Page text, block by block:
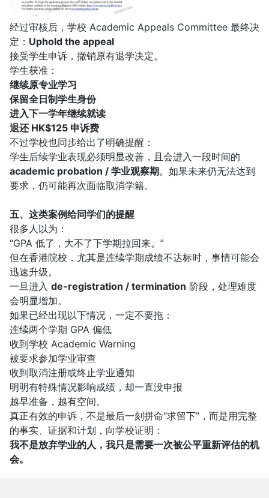
经过审核后，学校 Academic Appeals Committee 最终决
定： Uphold the appeal
接受学生申诉，撤销原有退学决定。
学生获准：
继续原专业学习
保留全日制学生身份
进入下一学年继续就读
退还 HK$125 申诉费
不过学校也同步给出了明确提醒：
学生后续学业表现必须明显改善，且会进入一段时间的
academic probation / 学业观察期。如果未来仍无法达到
要求，仍可能再次面临取消学籍。
五、这类案例给同学们的提醒
很多人以为：
“GPA 低了，大不了下学期拉回来。”
但在香港院校，尤其是连续学期成绩不达标时，事情可能会
迅速升级。
一旦进入 de-registration / termination 阶段，处理难度
会明显增加。
如果已经出现以下情况，一定不要拖：
连续两个学期 GPA 偏低
收到学校 Academic Warning
被要求参加学业审查
收到取消注册或终止学业通知
明明有特殊情况影响成绩，却一直没申报
越早准备，越有空间。
真正有效的申诉，不是最后一刻拼命“求留下”，而是用完整
的事实、证据和计划，向学校证明：
我不是放弃学业的人，我只是需要一次被公平重新评估的机
会。